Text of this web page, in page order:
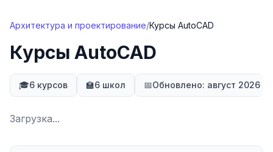
Архитектура и проектирование/Курсы AutoCAD
Курсы AutoCAD
🎓6 курсов 🏫6 школ 📅Обновлено: август 2026
Загрузка...